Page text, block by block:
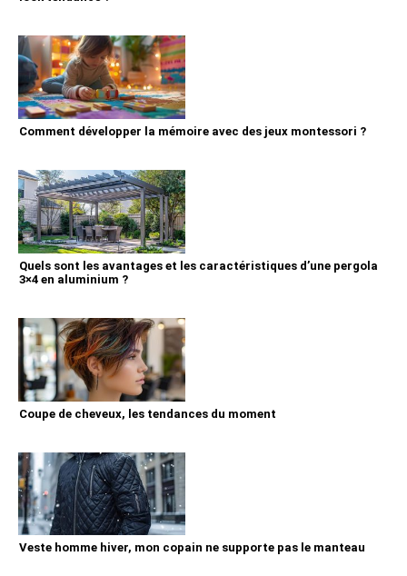
Comment développer la mémoire avec des jeux montessori ?
Quels sont les avantages et les caractéristiques d’une pergola
3×4 en aluminium ?
Coupe de cheveux, les tendances du moment
Veste homme hiver, mon copain ne supporte pas le manteau